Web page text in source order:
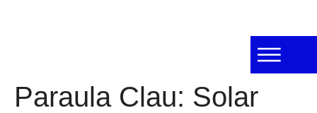
Paraula Clau: Solar